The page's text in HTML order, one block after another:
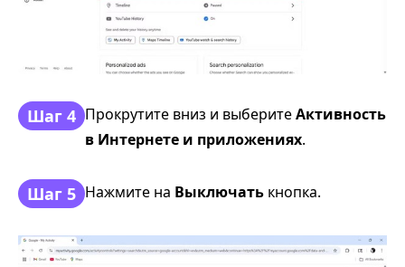
Шаг 4 Прокрутите вниз и выберитеАктивность
в Интернете и приложениях.
Шаг 5 Нажмите на Выключать кнопка.